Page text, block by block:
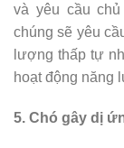
và yêu cầu
chúng sẽ yêu
lượng thấp tự
hoạt động năng
5. Chó gây dị